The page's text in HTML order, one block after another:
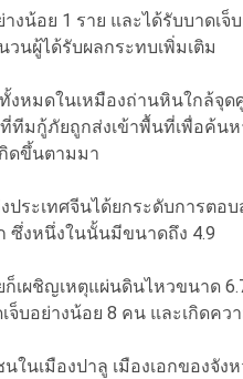
งน้อย 1 ราย และได้รับบาดเ
วนผู้ได้รับผลกระทบเพิ่มเติม
งหมดในเหมืองถ่านหินใกล้จุ
มกู้ภัยถูกส่งเข้าพื้นที่เพื่อค้น
ดขึ้นตามมา
ระเทศจีนได้ยกระดับการตอ
ซึ่งหนึ่งในนั้นมีขนาดถึง 4.9
เผชิญเหตุแผ่นดินไหวขนาด
จ็บอย่างน้อย 8 คน และเกิดค
นเมืองปาลู เมืองเอกของจัง